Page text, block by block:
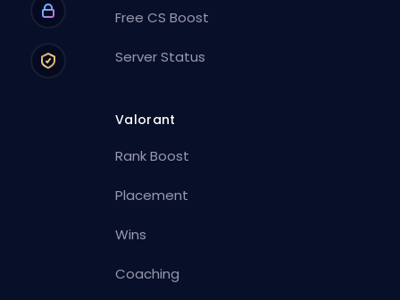
Free CS Boost
Server Status
Valorant
Rank Boost
Placement
Wins
Coaching